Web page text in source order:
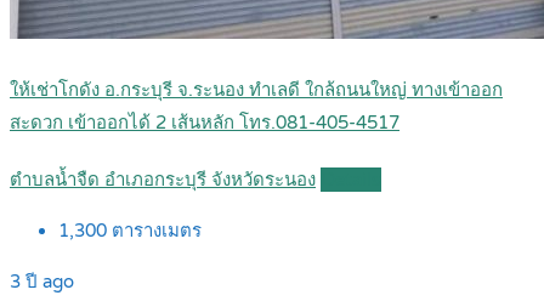
ให้เช่าโกดัง อ.กระบุรี จ.ระนอง ทำเลดี ใกล้ถนนใหญ่ ทางเข้าออก
สะดวก เข้าออกได้ 2 เส้นหลัก โทร.081-405-4517
ตำบลน้ำจืด อำเภอกระบุรี จังหวัดระนอง
1,300 ตารางเมตร
3 ปี ago